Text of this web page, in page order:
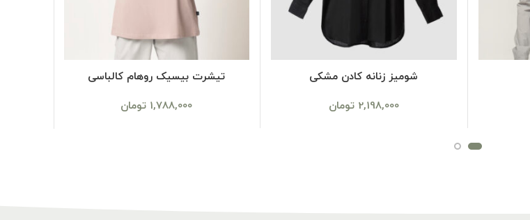
SELECT OPTIONS
شومیز زنانه کادن مشکی
2,198,000 تومان
SELECT OPTIONS
تیشرت بیسیک روهام کالباسی
1,788,000 تومان